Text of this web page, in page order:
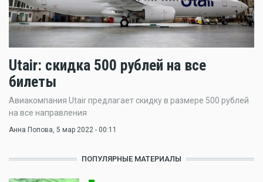
Utair: скидка 500 рублей на все
билеты
Авиакомпания Utair предлагает скидку в размере 500 рублей
на все направления
Анна Попова, 5 мар 2022 - 00:11
ПОПУЛЯРНЫЕ МАТЕРИАЛЫ